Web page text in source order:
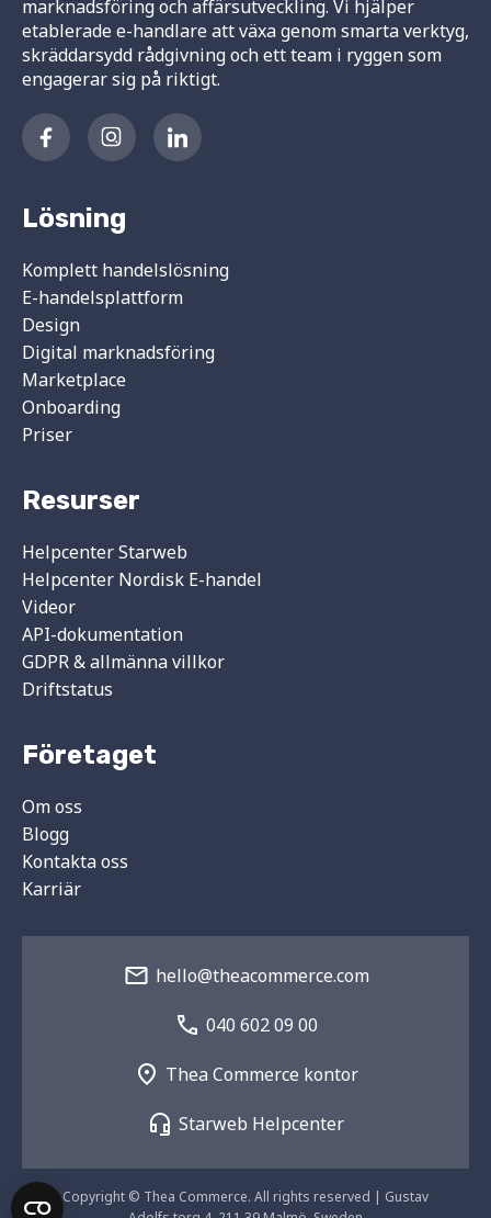
marknadsföring och affärsutveckling. Vi hjälper
etablerade e-handlare att växa genom smarta verktyg,
skräddarsydd rådgivning och ett team i ryggen som
engagerar sig på riktigt.
Lösning
Komplett handelslösning
E-handelsplattform
Design
Digital marknadsföring
Marketplace
Onboarding
Priser
Resurser
Helpcenter Starweb
Helpcenter Nordisk E-handel
Videor
API-dokumentation
GDPR & allmänna villkor
Driftstatus
Företaget
Om oss
Blogg
Kontakta oss
Karriär
hello@theacommerce.com
040 602 09 00
Thea Commerce kontor
Starweb Helpcenter
Copyright © Thea Commerce. All rights reserved | Gustav